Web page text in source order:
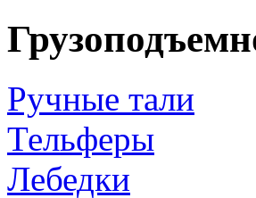
Ручные тали
Тельферы
Лебедки